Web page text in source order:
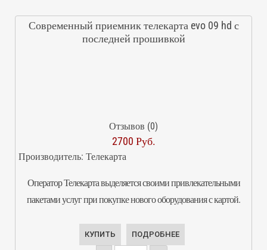
Современный приемник телекарта evo 09 hd с
последней прошивкой
Отзывов (0)
2700 Руб.
Производитель: Телекарта
Оператор Телекарта выделяется своими привлекательными
пакетами услуг при покупке нового оборудования с картой.
КУПИТЬ ПОДРОБНЕЕ